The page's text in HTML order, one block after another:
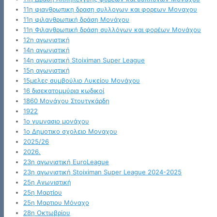
11η φιανθρωπικη δραση συλλογων και φορεων Μοναχου
11η φιλανθρωπική δράση Μονάχου
11η Φιλανθρωπική δράση συλλόγων και φορέων Μονάχου
12η αγωνιστική
14η αγωνιστική
14η αγωνιστική Stoiximan Super League
15η αγωνιστική
15μελες συμβούλιο Λυκείου Μονάχου
16 δισεκατομμύρια κωδικοί
1860 Μονάχου Στουτγκάρδη
1922
1ο γυμνασιο μονάχου
1ο Δημοτικο σχολειο Μοναχου
2025/26
2026.
23η αγωνιστική EuroLeague
23η αγωνιστική Stoiximan Super League 2024-2025
25η Αγωνιστική
25η Μαρτίου
25η Μαρτιου Μόναχο
28η Οκτωβρίου